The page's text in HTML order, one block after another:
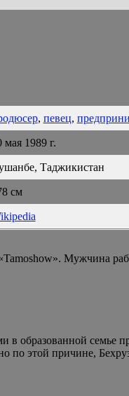
, певец,
мая 1989 г.
Таджикистан
см
Мужчина
образованной семье
этой причине,